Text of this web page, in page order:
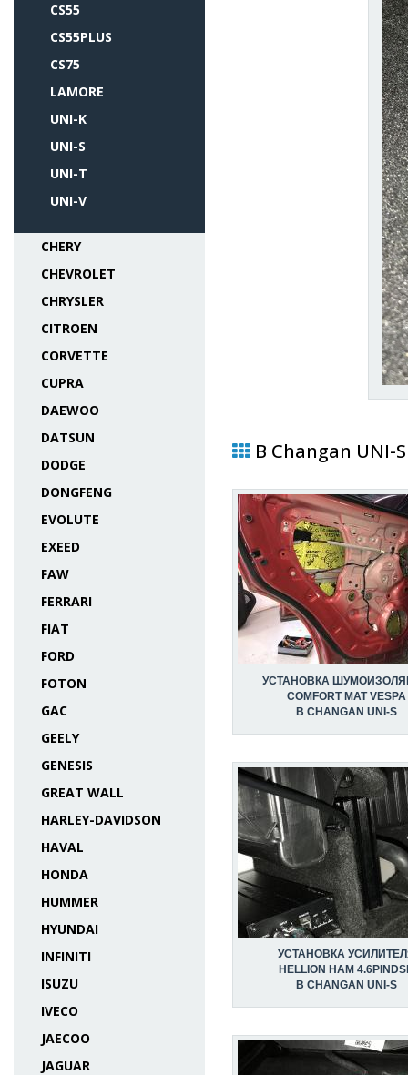
CS55
CS55PLUS
CS75
LAMORE
UNI-K
UNI-S
UNI-T
UNI-V
CHERY
CHEVROLET
CHRYSLER
CITROEN
CORVETTE
CUPRA
DAEWOO
DATSUN
DODGE
DONGFENG
EVOLUTE
EXEED
FAW
FERRARI
FIAT
FORD
FOTON
GAC
GEELY
GENESIS
GREAT WALL
HARLEY-DAVIDSON
HAVAL
HONDA
HUMMER
HYUNDAI
INFINITI
ISUZU
IVECO
JAECOO
JAGUAR
В Changan UNI-
УСТАНОВКА
COMFORT MAT VESPA
В CHANGAN UNI-S
УСТАНОВКА
HELLION HAM
В CHANGAN UNI-S